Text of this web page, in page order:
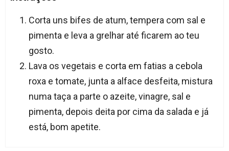
Corta uns bifes de atum, tempera com sal e
pimenta e leva a grelhar até ficarem ao teu
gosto.
Lava os vegetais e corta em fatias a cebola
roxa e tomate, junta a alface desfeita, mistura
numa taça a parte o azeite, vinagre, sal e
pimenta, depois deita por cima da salada e já
está, bom apetite.